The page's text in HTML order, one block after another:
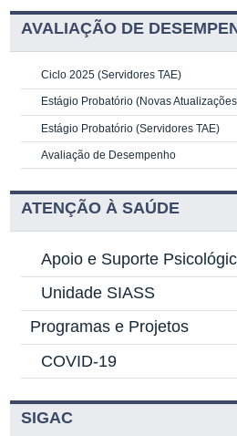
AVALIAÇÃO DE
Ciclo 2025 (Servidores TAE)
Estágio Probatório (Novas
Estágio Probatório (Servidores TAE)
Avaliação de Desempenho
ATENÇÃO À SAÚDE
Apoio e Suporte
Unidade SIASS
Programas e Projetos
COVID-19
SIGAC